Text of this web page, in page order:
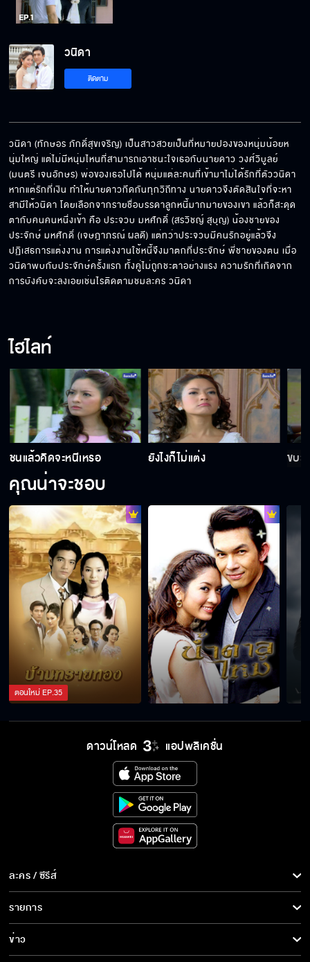
วนิดา
ติดตาม
วนิดา (ทักษอร ภักดิ์สุขเจริญ) เป็นสาวสวยเป็นที่หมายปองของหนุ่มน้อยห
นุ่มใหญ่ แต่ไม่มีหนุ่มไหนที่สามารถเอาชนะใจเธอกับนายดาว วงศ์วิบูลย์
(มนตรี เจนอักษร) พ่อของเธอไปได้ หนุ่มแต่ละคนที่เข้ามาไม่ได้รักที่ตัววนิดา
หากแต่รักที่เงิน ทำให้นายดาวกีดกันทุกวิถีทาง นายดาวจึงตัดสินใจที่จะหา
สามีให้วนิดา โดยเลือกจากรายชื่อบรรดาลูกหนี้มากมายของเขา แล้วก็สะดุด
ตากับคนคนหนึ่งเข้า คือ ประจวบ มหศักดิ์ (สรวิชญ์ สุบุญ) น้องชายของ
ประจักษ์ มหศักดิ์ (เจษฎาภรณ์ ผลดี) แต่ทว่าประจวบมีคนรักอยู่แล้วจึง
ปฏิเสธการแต่งงาน การแต่งงานใช้หนี้จึงมาตกที่ประจักษ์ พี่ชายของตน เมื่อ
วนิดาพบกับประจักษ์ครั้งแรก ทั้งคู่ไม่ถูกชะตาอย่างแรง ความรักที่เกิดจาก
การบังคับจะลงเอยเช่นไรติดตามชมละคร วนิดา
ไฮไลท์
ชนแล้วคิดจะหนีเหรอ ยังไงก็ไม่แต่ง ขบว
คุณน่าจะชอบ
ตอนใหม่EP.35
ดาวน์โหลด แอปพลิเคชั่น
ละคร / ซีรีส์
ละคร/ซีรีส์
ซีรีส์นานาชาติ
การ์ตูน & เกม
รายการ
รายการทั้งหมด
ข่าว